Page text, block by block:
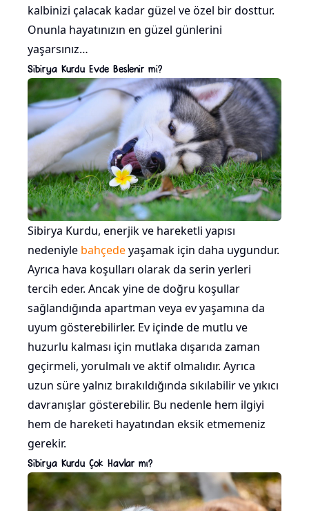
kalbinizi çalacak kadar güzel ve özel bir dosttur.
Onunla hayatınızın en güzel günlerini
yaşarsınız…
Sibirya Kurdu Evde Beslenir mi?
Sibirya Kurdu, enerjik ve hareketli yapısı
nedeniyle bahçedeyaşamak için daha uygundur.
Ayrıca hava koşulları olarak da serin yerleri
tercih eder. Ancak yine de doğru koşullar
sağlandığında apartman veya ev yaşamına da
uyum gösterebilirler. Ev içinde de mutlu ve
huzurlu kalması için mutlaka dışarıda zaman
geçirmeli, yorulmalı ve aktif olmalıdır. Ayrıca
uzun süre yalnız bırakıldığında sıkılabilir ve yıkıcı
davranışlar gösterebilir. Bu nedenle hem ilgiyi
hem de hareketi hayatından eksik etmemeniz
gerekir.
Sibirya Kurdu Çok Havlar mı?